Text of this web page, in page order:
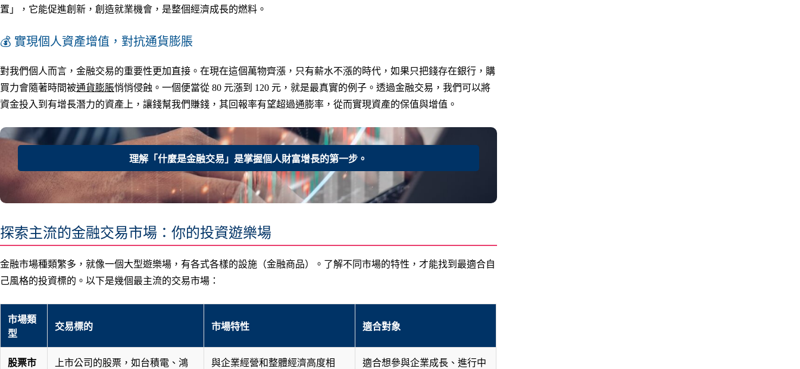
置」，它能促進創新，創造就業機會，是整個經濟成長的燃料。
💰 實現個人資產增值，對抗通貨膨脹
對我們個人而言，金融交易的重要性更加直接。在現在這個萬物齊漲，只有薪水不漲的時代，如果只把錢存在銀行，購
買力會隨著時間被通貨膨脹悄悄侵蝕。一個便當從 80 元漲到 120 元，就是最真實的例子。透過金融交易，我們可以將
資金投入到有增長潛力的資產上，讓錢幫我們賺錢，其回報率有望超過通膨率，從而實現資產的保值與增值。
理解「什麼是金融交易」是掌握個人財富增長的第一步。
探索主流的金融交易市場：你的投資遊樂場
金融市場種類繁多，就像一個大型遊樂場，有各式各樣的設施（金融商品）。了解不同市場的特性，才能找到最適合自
己風格的投資標的。以下是幾個最主流的交易市場：
市場類
型
交易標的 市場特性 適合對象
股票市
上市公司的股票，如台積電、鴻
與企業經營和整體經濟高度相
適合想參與企業成長、進行中